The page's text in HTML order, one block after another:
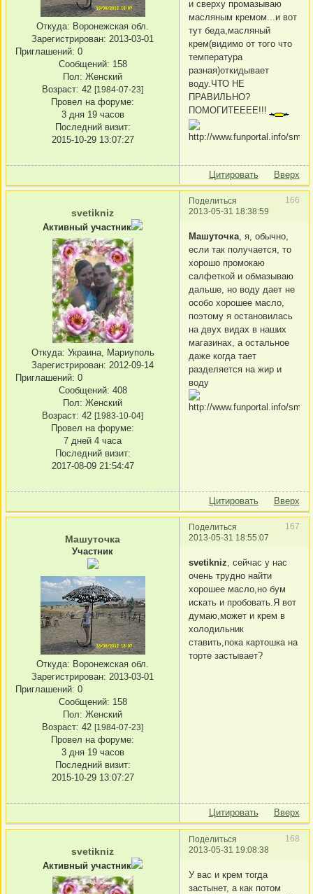
Откуда: Воронежская обл.
Зарегистрирован: 2013-03-01
Приглашений: 0
Сообщений: 158
Пол: Женский
Возраст: 42 [1984-07-23]
Провел на форуме:
3 дня 19 часов
Последний визит:
2015-10-29 13:07:27
и сверху промазываю
масляным кремом...и вот
тут беда,масляный
крем(видимо от того что
температура
разная)откидывает
воду.ЧТО НЕ
ПРАВИЛЬНО?
ПОМОГИТЕЕЕЕ!!!
Цитировать Вверх
Поделиться
166
2013-05-31 18:38:59
svetikniz
Активный участник
Откуда: Украина, Мариуполь
Зарегистрирован: 2012-09-14
Приглашений: 0
Сообщений: 408
Пол: Женский
Возраст: 42 [1983-10-04]
Провел на форуме:
7 дней 4 часа
Последний визит:
2017-08-09 21:54:47
Машуточка , я, обычно,
если так получается, то
хорошо промокаю
салфеткой и обмазываю
дальше, но воду дает не
особо хорошее масло,
поэтому я остановилась
на двух видах в наших
магазинах, а остальное
даже когда тает
разделяется на жир и
воду
Цитировать Вверх
Поделиться
167
2013-05-31 18:55:07
Машуточка
Участник
Откуда: Воронежская обл.
Зарегистрирован: 2013-03-01
Приглашений: 0
Сообщений: 158
Пол: Женский
Возраст: 42 [1984-07-23]
Провел на форуме:
3 дня 19 часов
Последний визит:
2015-10-29 13:07:27
svetikniz , сейчас у нас
очень трудно найти
хорошее масло,но бум
искать и пробовать.Я вот
думаю,может и крем в
холодильник
ставить,пока картошка на
торте застывает?
Цитировать Вверх
Поделиться
168
2013-05-31 19:08:38
svetikniz
Активный участник
У вас и крем тогда
застынет, а как потом